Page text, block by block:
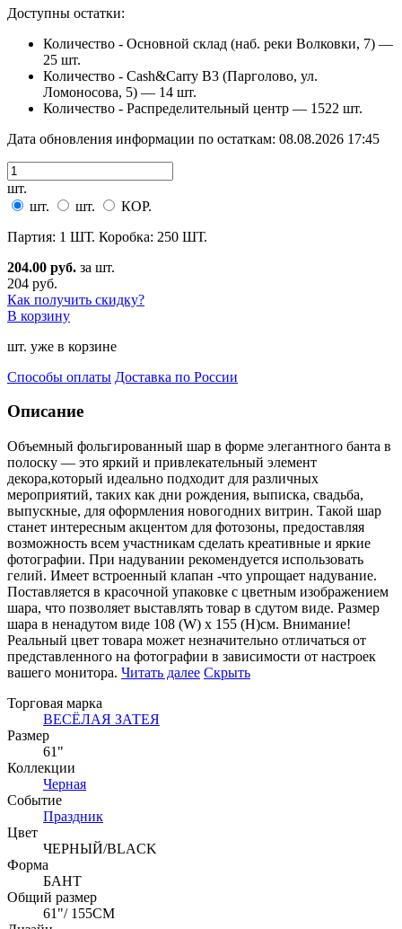
Доступны остатки:
Количество - Основной склад (наб. реки Волковки, 7) —
25 шт.
Количество - Cash&Carry B3 (Парголово, ул.
Ломоносова, 5) — 14 шт.
Количество - Распределительный центр — 1522 шт.
Дата обновления информации по остаткам: 08.08.2026 17:45
шт.
шт.
шт.
КОР.
Партия: 1 ШТ. Коробка: 250 ШТ.
204.00 руб. за шт.
204 руб.
Как получить скидку?
В корзину
шт. уже в корзине
Способы оплаты Доставка по России
Описание
Объемный фольгированный шар в форме элегантного банта в
полоску — это яркий и привлекательный элемент
декора,который идеально подходит для различных
мероприятий, таких как дни рождения, выписка, свадьба,
выпускные, для оформления новогодних витрин. Такой шар
станет интересным акцентом для фотозоны, предоставляя
возможность всем участникам сделать креативные и яркие
фотографии. При надувании рекомендуется использовать
гелий. Имеет встроенный клапан -что упрощает надувание.
Поставляется в красочной упаковке с цветным изображением
шара, что позволяет выставлять товар в сдутом виде. Размер
шара в ненадутом виде 108 (W) x 155 (H)см. Внимание!
Реальный цвет товара может незначительно отличаться от
представленного на фотографии в зависимости от настроек
вашего монитора. Читать далее Скрыть
Торговая марка
ВЕСЁЛАЯ ЗАТЕЯ
Размер
61"
Коллекции
Черная
Событие
Праздник
Цвет
ЧЕРНЫЙ/BLACK
Форма
БАНТ
Общий размер
61"/ 155CM